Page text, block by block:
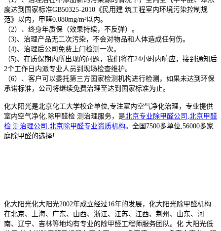
度达到国家标准GB50325-2010《民用建 筑工程室内环境污染控制规
范》以内，甲醛0.080mg/m³以内。
（2）、终身年质保（效果持续，不反弹）。
（3)、治理产品无二次污染，不会对物品和人体造成任何伤。
（4)、治理后公司免费上门检测一次。
（5)、在质保期内所出现的问题，我们将在24小时内响应，接到通知后
2个工作日内派专业人员到现场检查维护。
（6）、客户可以委托第三方国家检测机构进行检测，如果未达到环保
承诺标准，公司将继续免费治理至达到国家标准为止。
化大阳光是北京化工大学校企单位, 专注室内空气净化治理， 专业提供
室内空气净化,除甲醛检 测治理服务，是北京专业除甲醛公司 北京甲醛
检 测治理公司 北京除甲醛专业资质机构。全国7500多单位,56000多家
庭除甲醛的选择!
化大阳光化大阳光2002年成立经过16年的发展，化大阳光除甲醛机构
在北京、上海、广东、山西、浙江、江苏、江西、荆州、山东、河
南、辽宁、吉林等地均有专业的除甲醛工程师服务团队。化 大阳光低